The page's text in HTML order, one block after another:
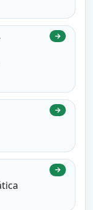
→
→
→